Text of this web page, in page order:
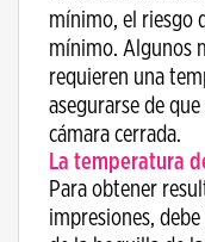
mínimo, el riesgo
mínimo. Algunos
requieren una
asegurarse de
cámara cerrada.
La temperatura
Para obtener
impresiones,